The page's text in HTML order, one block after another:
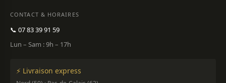
CONTACT & HORAIRES
📞 07 83 39 91 59
Lun – Sam : 9h – 17h
⚡ Livraison express